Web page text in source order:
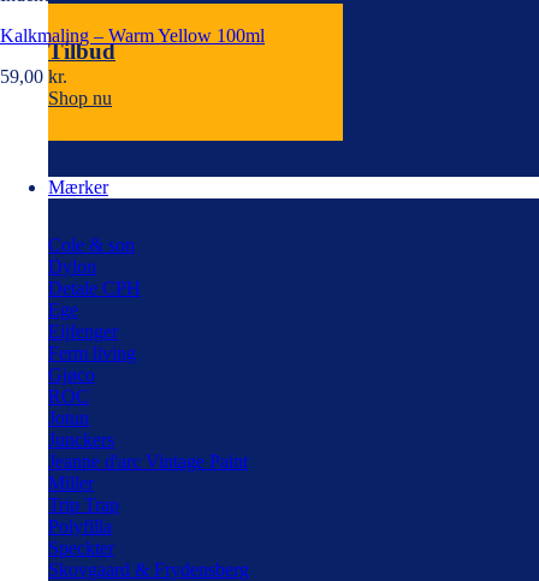
Tilbud
Shop nu
Mærker
Cole & son
Dylon
Detale CPH
Ege
Eijfenger
Ferm living
Gjøco
ROC
Jotun
Junckers
Jeanne d'arc Vintage Paint
Miller
Trip Trap
Polyfilla
Speckter
Skovgaard & Frydensberg
Kalkmaling – Warm Yellow 100ml
59,00 kr.